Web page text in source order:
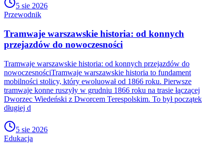
5 sie 2026
Przewodnik
Tramwaje warszawskie historia: od konnych
przejazdów do nowoczesności
Tramwaje warszawskie historia: od konnych przejazdów do
nowoczesnościTramwaje warszawskie historia to fundament
mobilności stolicy, który ewoluował od 1866 roku. Pierwsze
tramwaje konne ruszyły w grudniu 1866 roku na trasie łączącej
Dworzec Wiedeński z Dworcem Terespolskim. To był początek
długiej d
5 sie 2026
Edukacja